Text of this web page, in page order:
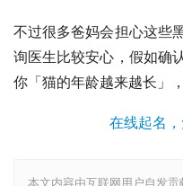
不过很多爸妈会担心这些
询医生比较安心，假如确
你「猫的年龄越来越长」
在线起名
本文内容由互联网用户自发